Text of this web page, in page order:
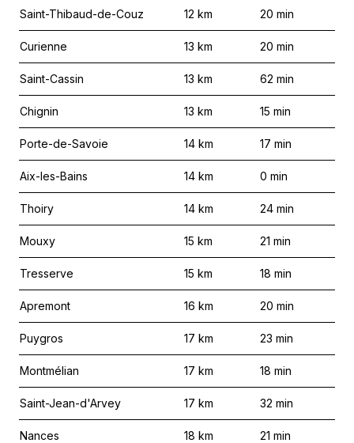
Saint-Thibaud-de-Couz 12 km 20 min
Curienne 13 km 20 min
Saint-Cassin 13 km 62 min
Chignin 13 km 15 min
Porte-de-Savoie 14 km 17 min
Aix-les-Bains 14 km 0 min
Thoiry 14 km 24 min
Mouxy 15 km 21 min
Tresserve 15 km 18 min
Apremont 16 km 20 min
Puygros 17 km 23 min
Montmélian 17 km 18 min
Saint-Jean-d'Arvey 17 km 32 min
Nances 18 km 21 min